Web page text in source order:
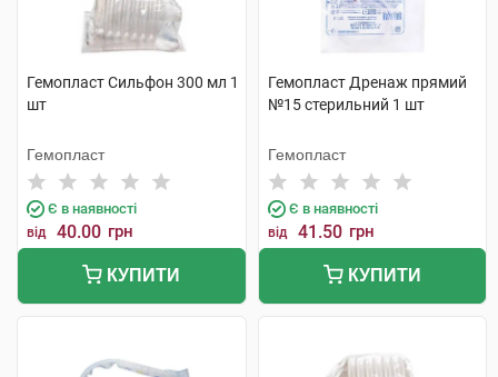
Гемопласт Сильфон 300 мл 1
шт
Гемопласт
Є в наявності
від 40.00 грн
КУПИТИ
Гемопласт Дренаж прямий
№15 стерильний 1 шт
Гемопласт
Є в наявності
від 41.50 грн
КУПИТИ